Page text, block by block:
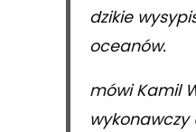
dzikie
oceanów.
mówi Kamil
wykonawczy